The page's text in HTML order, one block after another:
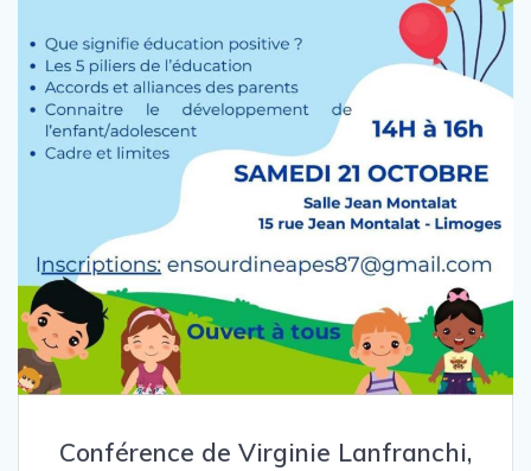
Conférence de Virginie Lanfranchi,